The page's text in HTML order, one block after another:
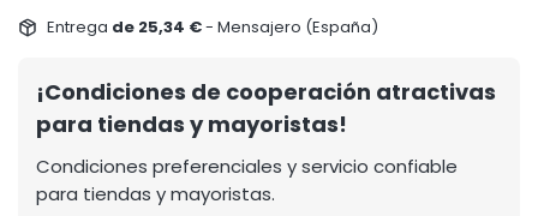
Entrega de 25,34 €- Mensajero (España)
¡Condiciones de cooperación atractivas
para tiendas y mayoristas!
Condiciones preferenciales y servicio confiable
para tiendas y mayoristas.